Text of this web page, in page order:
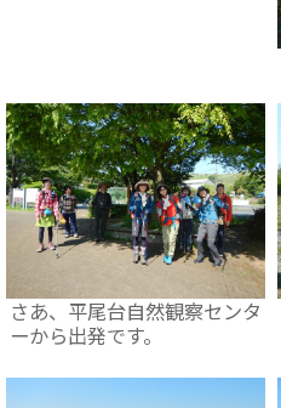
さあ、平尾台自然観察センタ
ーから出発です。